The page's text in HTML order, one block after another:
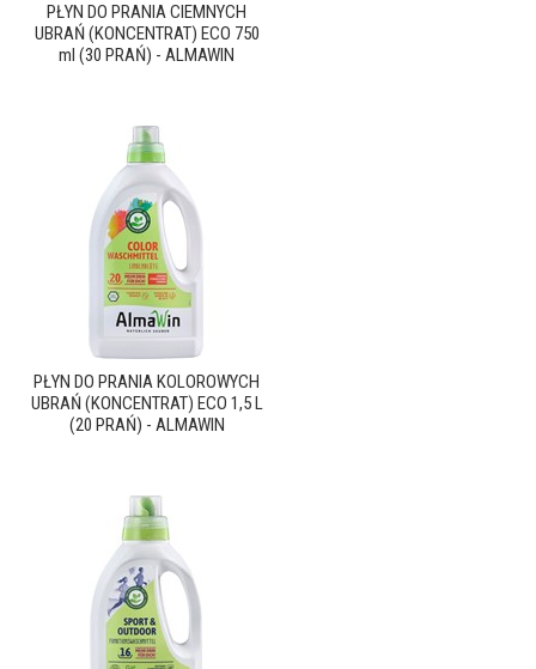
PŁYN DO PRANIA CIEMNYCH
UBRAŃ (KONCENTRAT) ECO 750
ml (30 PRAŃ) - ALMAWIN
PŁYN DO PRANIA KOLOROWYCH
UBRAŃ (KONCENTRAT) ECO 1,5 L
(20 PRAŃ) - ALMAWIN